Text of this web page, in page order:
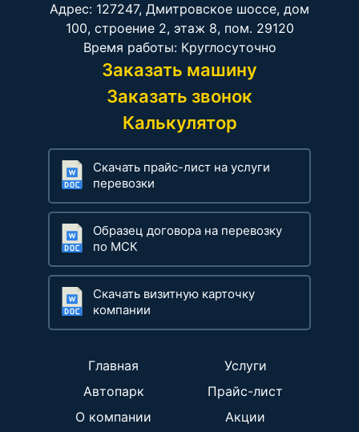
Адрес: 127247, Дмитровское шоссе, дом
100, строение 2, этаж 8, пом. 29120
Время работы: Круглосуточно
Заказать машину
Заказать звонок
Калькулятор
Скачать прайс-лист на услуги
перевозки
Образец договора на перевозку
по МСК
Скачать визитную карточку
компании
Главная
Услуги
Автопарк
Прайс-лист
О компании
Акции